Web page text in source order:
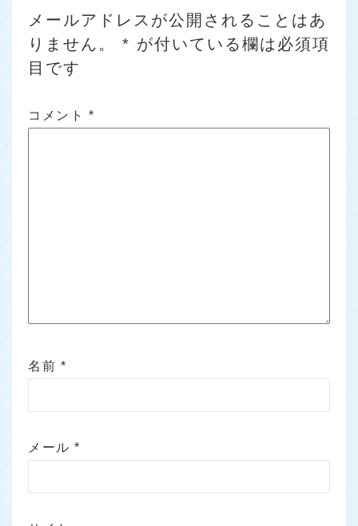
メールアドレスが公開されることはあ
りません。
* が付いている欄は必須項
目です
コメント *
名前 *
メール*